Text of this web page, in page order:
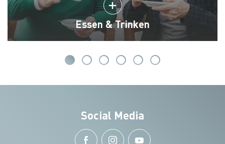
Essen & Trinken
Social Media